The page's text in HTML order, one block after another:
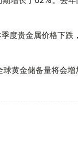
度贵金属价格下跌
黄金储备量将会